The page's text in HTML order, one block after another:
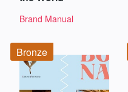
Brand Manual
Bronze